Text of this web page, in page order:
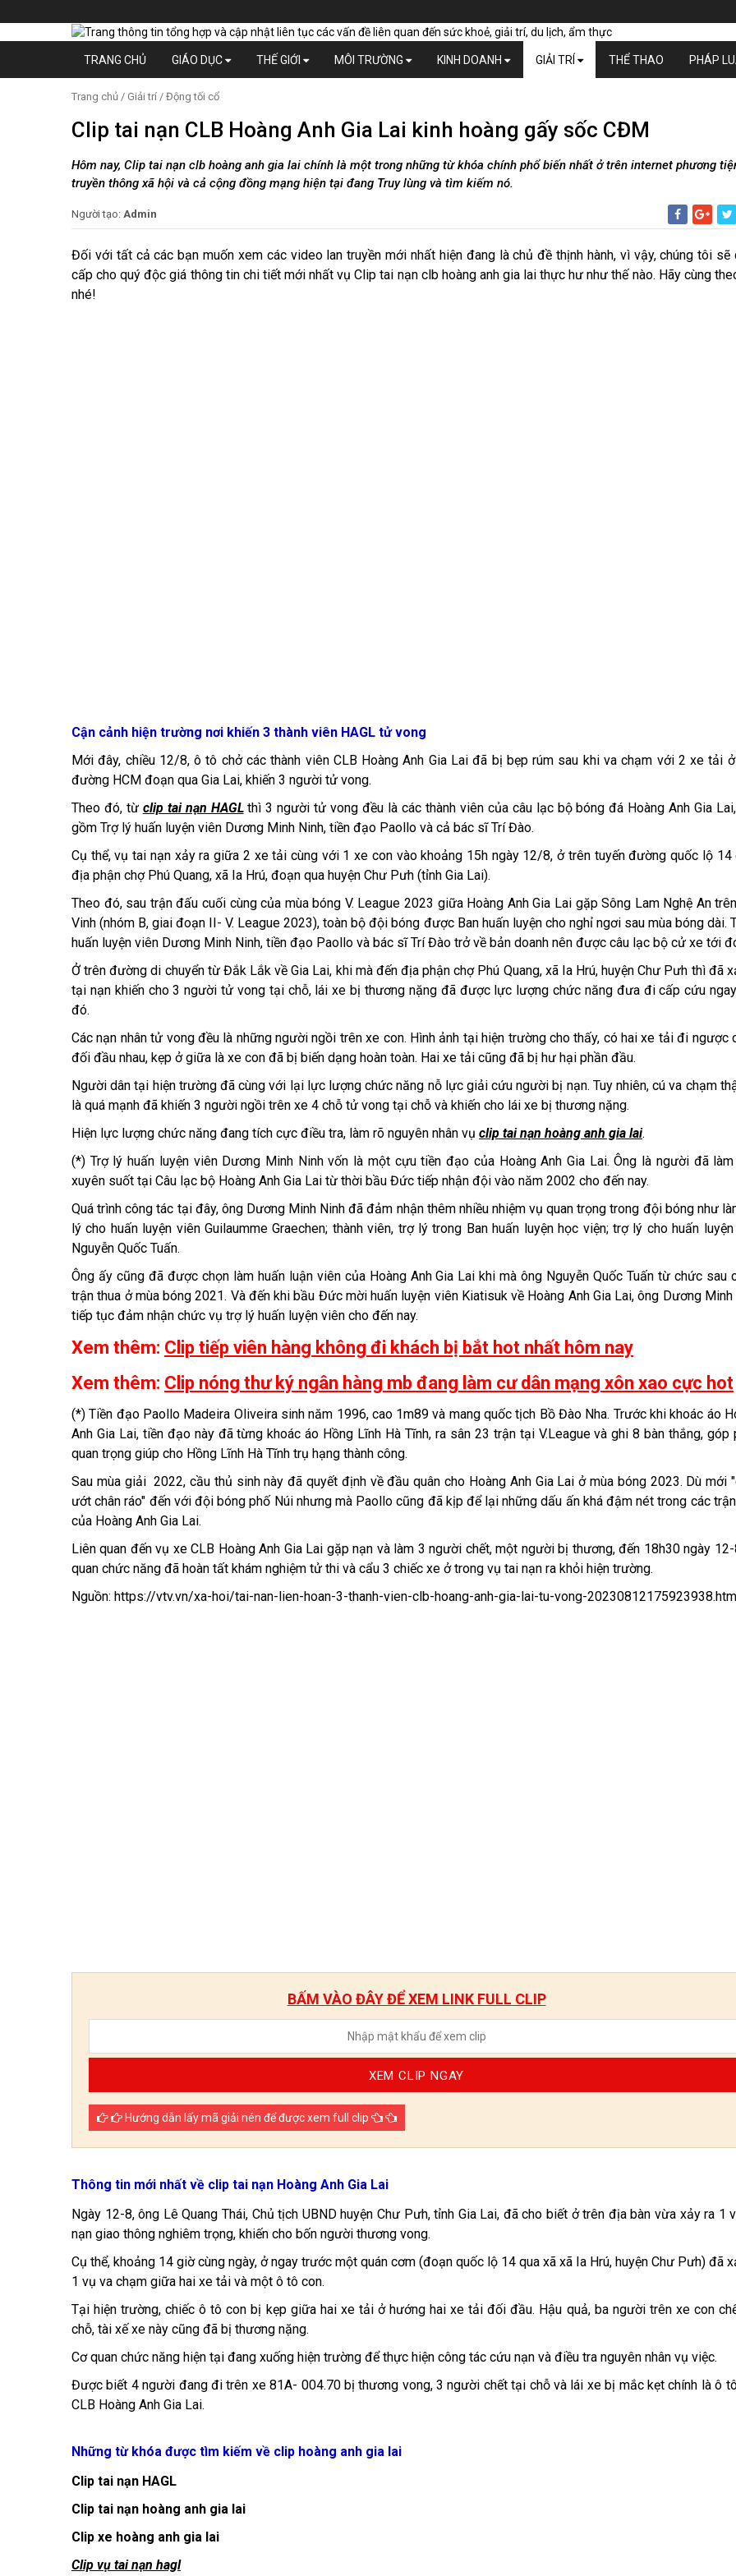
TRANG CHỦ GIÁO DỤC THẾ GIỚI MÔI TRƯỜNG KINH DOANH GIẢI TRÍ THỂ THAO PHÁP
Trang chủ / Giải trí / Động tối cổ
Clip tai nạn CLB Hoàng Anh Gia Lai kinh hoàng gấy sốc CĐM
Hôm nay, Clip tai nạn clb hoàng anh gia lai chính là một trong những từ khóa chính phổ biến nhất ở trên internet phương
truyền thông xã hội và cả cộng đồng mạng hiện tại đang Truy lùng và tìm kiếm nó.
Người tạo: Admin
Đối với tất cả các bạn muốn xem các video lan truyền mới nhất hiện đang là chủ đề thịnh hành, vì vậy, chúng tôi sẽ
cấp cho quý độc giá thông tin chi tiết mới nhất vụ Clip tai nạn clb hoàng anh gia lai thực hư như thế nào. Hãy cùng
nhé!
Cận cảnh hiện trường nơi khiến 3 thành viên HAGL tử vong
Mới đây, chiều 12/8, ô tô chở các thành viên CLB Hoàng Anh Gia Lai đã bị bẹp rúm sau khi va chạm với 2 xe tải
đường HCM đoạn qua Gia Lai, khiến 3 người tử vong.
Theo đó, từ clip tai nạn HAGLthì 3 người tử vong đều là các thành viên của câu lạc bộ bóng đá Hoàng Anh Gia
gồm Trợ lý huấn luyện viên Dương Minh Ninh, tiền đạo Paollo và cả bác sĩ Trí Đào.
Cụ thể, vụ tai nạn xảy ra giữa 2 xe tải cùng với 1 xe con vào khoảng 15h ngày 12/8, ở trên tuyến đường quốc lộ
địa phận chợ Phú Quang, xã Ia Hrú, đoạn qua huyện Chư Pưh (tỉnh Gia Lai).
Theo đó, sau trận đấu cuối cùng của mùa bóng V. League 2023 giữa Hoàng Anh Gia Lai gặp Sông Lam Nghệ An
Vinh (nhóm B, giai đoạn II- V. League 2023), toàn bộ đội bóng được Ban huấn luyện cho nghỉ ngơi sau mùa bóng dài.
huấn luyện viên Dương Minh Ninh, tiền đạo Paollo và bác sĩ Trí Đào trở về bản doanh nên được câu lạc bộ cử xe tới
Ở trên đường di chuyển từ Đắk Lắk về Gia Lai, khi mà đến địa phận chợ Phú Quang, xã Ia Hrú, huyện Chư Pưh thì đã
tại nạn khiến cho 3 người tử vong tại chỗ, lái xe bị thương nặng đã được lực lượng chức năng đưa đi cấp cứu
đó.
Các nạn nhân tử vong đều là những người ngồi trên xe con. Hình ảnh tại hiện trường cho thấy, có hai xe tải đi ngược
đối đầu nhau, kẹp ở giữa là xe con đã bị biến dạng hoàn toàn. Hai xe tải cũng đã bị hư hại phần đầu.
Người dân tại hiện trường đã cùng với lại lực lượng chức năng nỗ lực giải cứu người bị nạn. Tuy nhiên, cú va chạm
là quá mạnh đã khiến 3 người ngồi trên xe 4 chỗ tử vong tại chỗ và khiến cho lái xe bị thương nặng.
Hiện lực lượng chức năng đang tích cực điều tra, làm rõ nguyên nhân vụ clip tai nạn hoàng anh gia lai.
(*) Trợ lý huấn luyện viên Dương Minh Ninh vốn là một cựu tiền đạo của Hoàng Anh Gia Lai. Ông là người đã
xuyên suốt tại Câu lạc bộ Hoàng Anh Gia Lai từ thời bầu Đức tiếp nhận đội vào năm 2002 cho đến nay.
Quá trình công tác tại đây, ông Dương Minh Ninh đã đảm nhận thêm nhiều nhiệm vụ quan trọng trong đội bóng như
lý cho huấn luyện viên Guilaumme Graechen; thành viên, trợ lý trong Ban huấn luyện học viện; trợ lý cho huấn
Nguyễn Quốc Tuấn.
Ông ấy cũng đã được chọn làm huấn luận viên của Hoàng Anh Gia Lai khi mà ông Nguyễn Quốc Tuấn từ chức sau
trận thua ở mùa bóng 2021. Và đến khi bầu Đức mời huấn luyện viên Kiatisuk về Hoàng Anh Gia Lai, ông Dương Minh
tiếp tục đảm nhận chức vụ trợ lý huấn luyện viên cho đến nay.
Xem thêm: Clip tiếp viên hàng không đi khách bị bắt hot nhất hôm nay
Xem thêm: Clip nóng thư ký ngân hàng mb đang làm cư dân mạng xôn xao cực hot
(*) Tiền đạo Paollo Madeira Oliveira sinh năm 1996, cao 1m89 và mang quốc tịch Bồ Đào Nha. Trước khi khoác áo
Anh Gia Lai, tiền đạo này đã từng khoác áo Hồng Lĩnh Hà Tĩnh, ra sân 23 trận tại V.League và ghi 8 bàn thắng, góp
quan trọng giúp cho Hồng Lĩnh Hà Tĩnh trụ hạng thành công.
Sau mùa giải 2022, cầu thủ sinh này đã quyết định về đầu quân cho Hoàng Anh Gia Lai ở mùa bóng 2023. Dù mới
ướt chân ráo" đến với đội bóng phố Núi nhưng mà Paollo cũng đã kịp để lại những dấu ấn khá đậm nét trong các
của Hoàng Anh Gia Lai.
Liên quan đến vụ xe CLB Hoàng Anh Gia Lai gặp nạn và làm 3 người chết, một người bị thương, đến 18h30 ngày
quan chức năng đã hoàn tất khám nghiệm tử thi và cẩu 3 chiếc xe ở trong vụ tai nạn ra khỏi hiện trường.
Nguồn: https://vtv.vn/xa-hoi/tai-nan-lien-hoan-3-thanh-vien-clb-hoang-anh-gia-lai-tu-vong-
BẤM VÀO ĐÂY ĐỂ XEM LINK FULL CLIP
XEM CLIP NGAY
Hướng dẫn lấy mã giải nén để được xem full clip
Thông tin mới nhất về clip tai nạn Hoàng Anh Gia Lai
Ngày 12-8, ông Lê Quang Thái, Chủ tịch UBND huyện Chư Pưh, tỉnh Gia Lai, đã cho biết ở trên địa bàn vừa xảy ra 1
nạn giao thông nghiêm trọng, khiến cho bốn người thương vong.
Cụ thể, khoảng 14 giờ cùng ngày, ở ngay trước một quán cơm (đoạn quốc lộ 14 qua xã xã Ia Hrú, huyện Chư Pưh) đã
1 vụ va chạm giữa hai xe tải và một ô tô con.
Tại hiện trường, chiếc ô tô con bị kẹp giữa hai xe tải ở hướng hai xe tải đối đầu. Hậu quả, ba người trên xe con
chỗ, tài xế xe này cũng đã bị thương nặng.
Cơ quan chức năng hiện tại đang xuống hiện trường để thực hiện công tác cứu nạn và điều tra nguyên nhân vụ việc.
Được biết 4 người đang đi trên xe 81A- 004.70 bị thương vong, 3 người chết tại chỗ và lái xe bị mắc kẹt chính là ô
CLB Hoàng Anh Gia Lai.
Những từ khóa được tìm kiếm về clip hoàng anh gia lai
Clip tai nạn HAGL
Clip tai nạn hoàng anh gia lai
Clip xe hoàng anh gia lai
Clip vụ tai nạn hagl